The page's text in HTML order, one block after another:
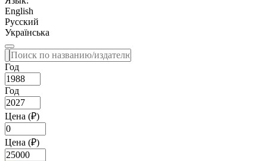
English
Русский
Українська
Год
Год
Цена (₽)
Цена (₽)